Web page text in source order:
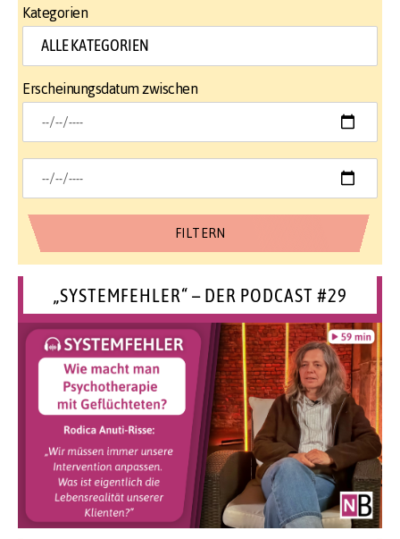
Kategorien
Erscheinungsdatum zwischen
„SYSTEMFEHLER“ – DER PODCAST #29